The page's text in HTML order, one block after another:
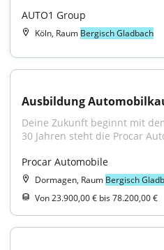
AUTO1 Group
Köln, Raum Bergisch Gladbach
Ausbildung
Deine Zukunft beginnt mit
30 Jahren steht die Procar
Procar Automobile
Dormagen, Raum Bergisch
Von 23.900,00 € bis 78.200,00 €